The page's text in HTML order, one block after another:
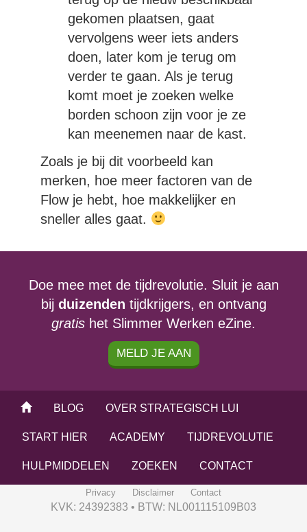
gekomen plaatsen, gaat
vervolgens weer iets anders
doen, later kom je terug om
verder te gaan. Als je terug
komt moet je zoeken welke
borden schoon zijn voor je ze
kan meenemen naar de kast.
Zoals je bij dit voorbeeld kan
merken, hoe meer factoren van de
Flow je hebt, hoe makkelijker en
sneller alles gaat.
Doe mee met de tijdrevolutie. Sluit je aan
bij duizenden tijdkrijgers, en ontvang
gratis het Slimmer Werken eZine.
MELD JE AAN
BLOG OVER STRATEGISCH LUI
START HIER ACADEMY TIJDREVOLUTIE
HULPMIDDELEN ZOEKEN CONTACT
Privacy Disclaimer Contact
KVK: 24392383 • BTW: NL001115109B03